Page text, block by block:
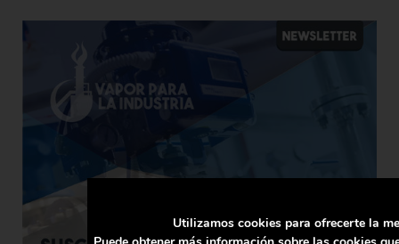
Utilizamos cookies para ofrecerte la